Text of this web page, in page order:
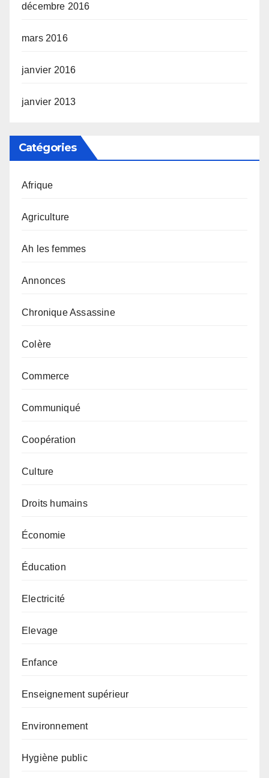
décembre 2016
mars 2016
janvier 2016
janvier 2013
Catégories
Afrique
Agriculture
Ah les femmes
Annonces
Chronique Assassine
Colère
Commerce
Communiqué
Coopération
Culture
Droits humains
Économie
Éducation
Electricité
Elevage
Enfance
Enseignement supérieur
Environnement
Hygiène public